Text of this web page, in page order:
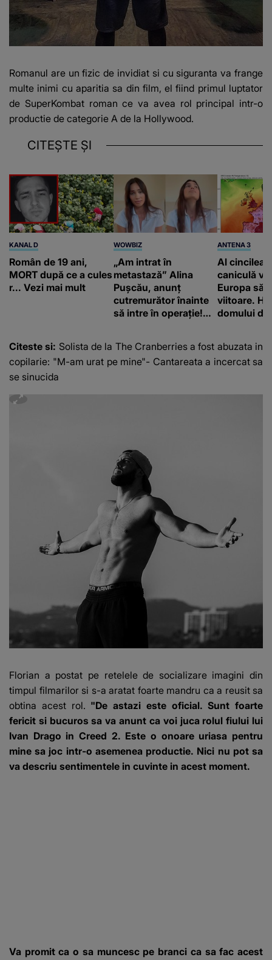
Romanul are un fizic de invidiat si cu siguranta va frange
multe inimi cu aparitia sa din film, el fiind primul luptator
de SuperKombat roman ce va avea rol principal intr-o
productie de categorie A de la Hollywood.
CITEȘTE ȘI
KANAL D
Român de 19 ani,
MORT după ce a cules
r... Vezi mai mult
WOWBIZ
„Am intrat în
metastază” Alina
Pușcău, anunț
cutremurător înainte
să intre în operație!
fanilor
ANTENA 3
Al cincilea
caniculă
Europa
viitoare.
domului de
Citeste si: Solista de la The Cranberries a fost abuzata in
copilarie: "M-am urat pe mine"- Cantareata a incercat sa
se sinucida
Florian a postat pe retelele de socializare imagini din
timpul filmarilor si s-a aratat foarte mandru ca a reusit sa
obtina acest rol. "De astazi este oficial. Sunt foarte
fericit si bucuros sa va anunt ca voi juca rolul fiului lui
Ivan Drago in Creed 2. Este o onoare uriasa pentru
mine sa joc intr-o asemenea productie. Nici nu pot sa
va descriu sentimentele in cuvinte in acest moment.
Va promit ca o sa muncesc pe branci ca sa fac acest